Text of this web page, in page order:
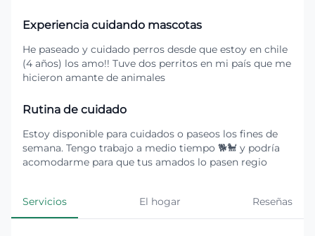
Experiencia cuidando mascotas
He paseado y cuidado perros desde que estoy en chile
(4 años) los amo!! Tuve dos perritos en mi país que me
hicieron amante de animales
Rutina de cuidado
Estoy disponible para cuidados o paseos los fines de
semana. Tengo trabajo a medio tiempo 🐕🐩 y podría
acomodarme para que tus amados lo pasen regio
Servicios El hogar Reseñas